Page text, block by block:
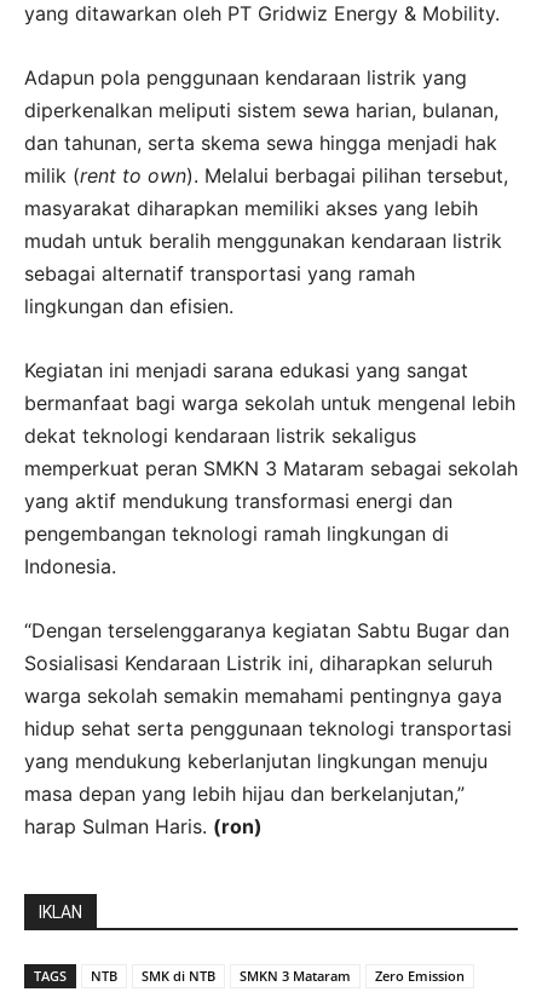
yang ditawarkan oleh PT Gridwiz Energy & Mobility.
Adapun pola penggunaan kendaraan listrik yang
diperkenalkan meliputi sistem sewa harian, bulanan,
dan tahunan, serta skema sewa hingga menjadi hak
milik (rent to own). Melalui berbagai pilihan tersebut,
masyarakat diharapkan memiliki akses yang lebih
mudah untuk beralih menggunakan kendaraan listrik
sebagai alternatif transportasi yang ramah
lingkungan dan efisien.
Kegiatan ini menjadi sarana edukasi yang sangat
bermanfaat bagi warga sekolah untuk mengenal lebih
dekat teknologi kendaraan listrik sekaligus
memperkuat peran SMKN 3 Mataram sebagai sekolah
yang aktif mendukung transformasi energi dan
pengembangan teknologi ramah lingkungan di
Indonesia.
“Dengan terselenggaranya kegiatan Sabtu Bugar dan
Sosialisasi Kendaraan Listrik ini, diharapkan seluruh
warga sekolah semakin memahami pentingnya gaya
hidup sehat serta penggunaan teknologi transportasi
yang mendukung keberlanjutan lingkungan menuju
masa depan yang lebih hijau dan berkelanjutan,”
harap Sulman Haris. (ron)
IKLAN
TAGS NTB SMK di NTB SMKN 3 Mataram Zero Emission